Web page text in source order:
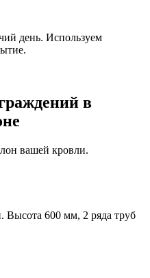
день. Используем
в
вашей кровли.
Высота 600 мм, 2 ряда труб